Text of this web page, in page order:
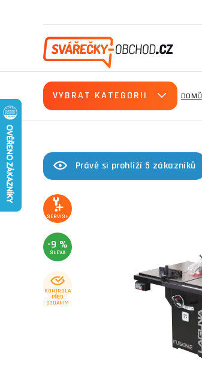
VYBRAT KATEGORII DOMŮ
Právě si prohlíží 5 zákazníků
SERVIS+
-9 %
SLEVA
KONTROLA
PŘED
DODÁNÍM